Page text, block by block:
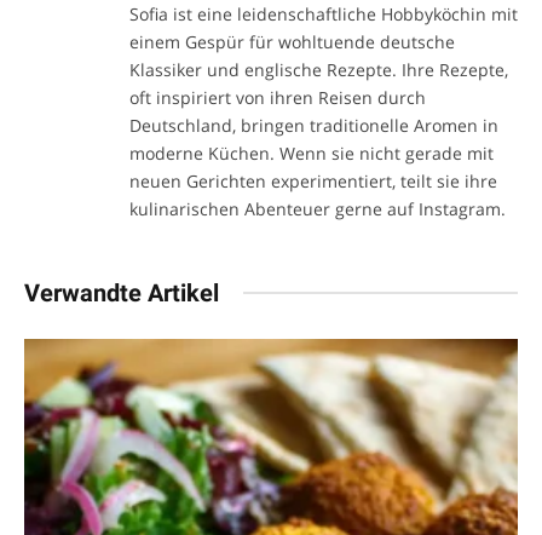
Sofia ist eine leidenschaftliche Hobbyköchin mit
einem Gespür für wohltuende deutsche
Klassiker und englische Rezepte. Ihre Rezepte,
oft inspiriert von ihren Reisen durch
Deutschland, bringen traditionelle Aromen in
moderne Küchen. Wenn sie nicht gerade mit
neuen Gerichten experimentiert, teilt sie ihre
kulinarischen Abenteuer gerne auf Instagram.
Verwandte Artikel